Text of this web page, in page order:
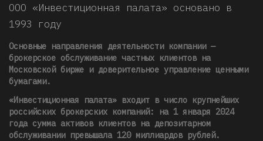
ООО «Инвестиционная палата» основано в
1993 году
Основные направления деятельности компании —
брокерское обслуживание частных клиентов на
Московской бирже и доверительное управление ценными
бумагами.
«Инвестиционная палата» входит в число крупнейших
российских брокерских компаний: на 1 января 2024
года сумма активов клиентов на депозитарном
обслуживании превышала 120 миллиардов рублей.